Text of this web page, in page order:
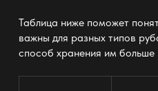
Таблица ниже поможет
важны для разных типов
способ хранения им больше